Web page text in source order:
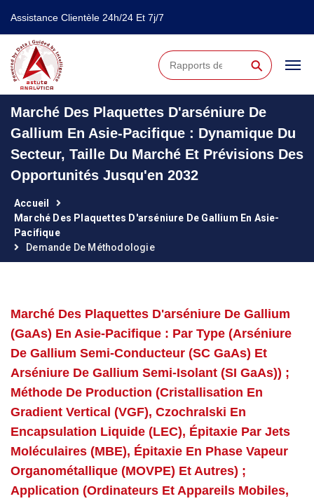
Assistance Clientèle 24h/24 Et 7j/7
⚲
Marché Des Plaquettes D'arséniure De
Gallium En Asie-Pacifique : Dynamique Du
Secteur, Taille Du Marché Et Prévisions Des
Opportunités Jusqu'en 2032
Accueil
Marché Des Plaquettes D'arséniure De Gallium En Asie-
Pacifique
Demande De Méthodologie
Marché Des Plaquettes D'arséniure De Gallium
(GaAs) En Asie-Pacifique : Par Type (arséniure
De Gallium Semi-Conducteur (SC GaAs) Et
Arséniure De Gallium Semi-Isolant (SI GaAs)) ;
Méthode De Production (cristallisation En
Gradient Vertical (VGF), Czochralski En
Encapsulation Liquide (LEC), Épitaxie Par Jets
Moléculaires (MBE), Épitaxie En Phase Vapeur
Organométallique (MOVPE) Et Autres) ;
Application (ordinateurs Et Appareils Mobiles,